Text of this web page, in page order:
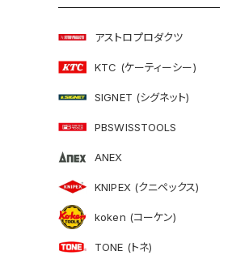
アストロプロダクツ
KTC (ケーティーシー)
SIGNET (シグネット)
PBSWISSTOOLS
ANEX
KNIPEX (クニペックス)
koken (コーケン)
TONE (トネ)